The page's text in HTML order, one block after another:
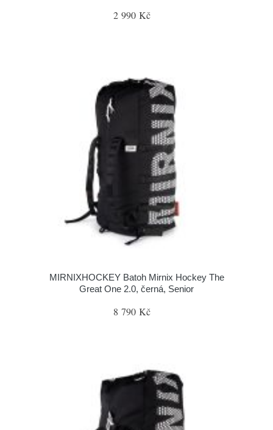
2 990 Kč
MIRNIXHOCKEY Batoh Mirnix Hockey The
Great One 2.0, černá, Senior
8 790 Kč